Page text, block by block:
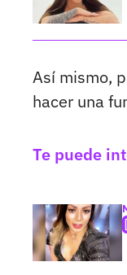
Así mismo,
hacer una
Te puede